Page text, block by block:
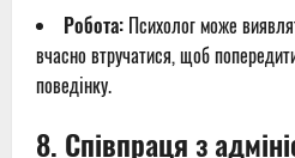
Робота: Психолог може
вчасно втручатися, щоб
поведінку.
8. Співпраця з